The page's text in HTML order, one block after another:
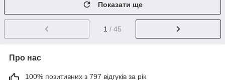
Показати ще
1 / 45
Про нас
100% позитивних з 797 відгуків за рік